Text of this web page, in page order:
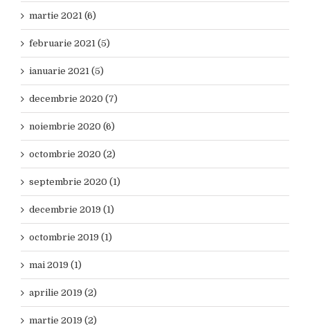
martie 2021 (6)
februarie 2021 (5)
ianuarie 2021 (5)
decembrie 2020 (7)
noiembrie 2020 (6)
octombrie 2020 (2)
septembrie 2020 (1)
decembrie 2019 (1)
octombrie 2019 (1)
mai 2019 (1)
aprilie 2019 (2)
martie 2019 (2)